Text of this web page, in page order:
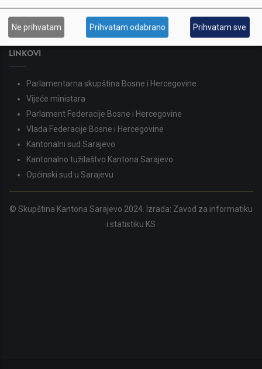
387 33 562-044
387 33 562-210
skupstina@skupstina.ks.gov.ba
LINKOVI
Parlamentarna skupština Bosne i Hercegovine
Vijeće ministara
Parlament Federacije Bosne i Hercegovine
Vlada Federacije Bosne i Hercegovine
Kantonalni sud Sarajevo
Kantonalno tužilaštvo Kantona Sarajevo
Općinski sud u Sarajevu
© Skupština Kantona Sarajevo 2024. Izrada: Zavod za informatiku
i statistiku KS
Ne prihvatam Prihvatam odabrano Prihvatam sve